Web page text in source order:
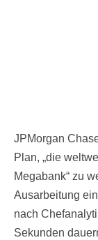
JPMorgan
Plan, „die
Megabank“ zu
Ausarbeitung
nach
Sekunden